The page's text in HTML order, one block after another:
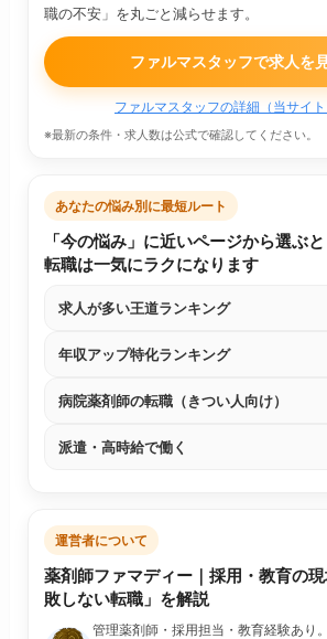
職の不安」を丸ごと減らせます。
ファルマスタッフで求人を
ファルマスタッフの詳細（当サイ
※最新の条件・求人数は公式で確認してください。
あなたの悩み別に最短ルート
「今の悩み」に近いページから選ぶと
転職は一気にラクになります
求人が多い王道ランキング
年収アップ特化ランキング
病院薬剤師の転職（きつい人向け）
派遣・高時給で働く
運営者について
薬剤師ファマディー｜採用・教育の
敗しない転職」を解説
管理薬剤師・採用担当・教育経験あり。